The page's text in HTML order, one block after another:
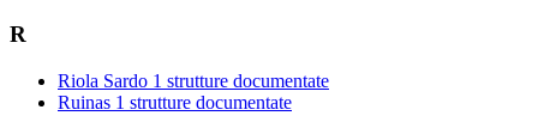
R
Riola Sardo 1 strutture documentate
Ruinas 1 strutture documentate